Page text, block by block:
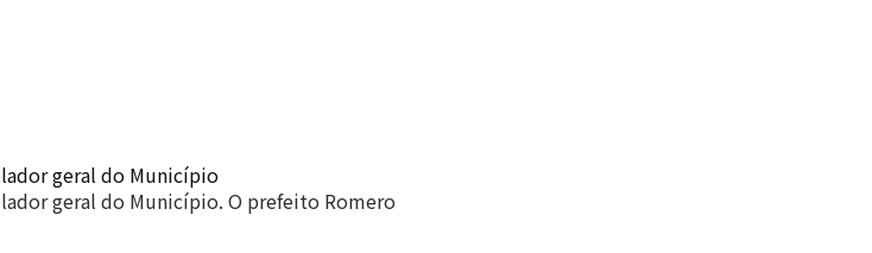
geral do Município
geral do Município. O prefeito Romero